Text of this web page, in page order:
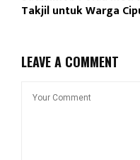
Takjil untuk Warga
LEAVE A COMMENT